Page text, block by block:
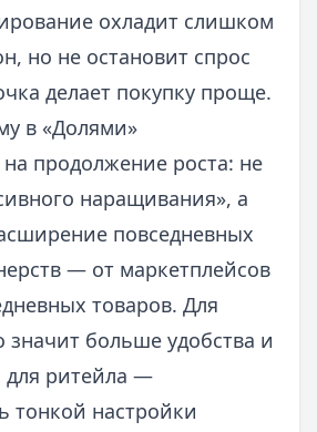
охладит слишком
но не остановит спрос
делает покупку проще.
в «Долями»
продолжение роста: не
наращивания», а
повседневных
— от маркетплейсов
товаров. Для
значит больше удобства и
для ритейла —
тонкой настройки